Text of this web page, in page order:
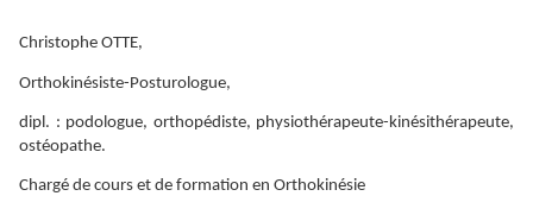
Christophe OTTE,
Orthokinésiste-Posturologue,
dipl. : podologue, orthopédiste, physiothérapeute-kinésithérapeute,
ostéopathe.
Chargé de cours et de formation en Orthokinésie